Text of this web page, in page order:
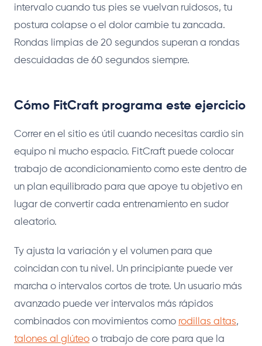
intervalo cuando tus pies se vuelvan ruidosos, tu
postura colapse o el dolor cambie tu zancada.
Rondas limpias de 20 segundos superan a rondas
descuidadas de 60 segundos siempre.
Cómo FitCraft programa este ejercicio
Correr en el sitio es útil cuando necesitas cardio sin
equipo ni mucho espacio. FitCraft puede colocar
trabajo de acondicionamiento como este dentro de
un plan equilibrado para que apoye tu objetivo en
lugar de convertir cada entrenamiento en sudor
aleatorio.
Ty ajusta la variación y el volumen para que
coincidan con tu nivel. Un principiante puede ver
marcha o intervalos cortos de trote. Un usuario más
avanzado puede ver intervalos más rápidos
combinados con movimientos como rodillas altas,
talones al glúteo o trabajo de core para que la